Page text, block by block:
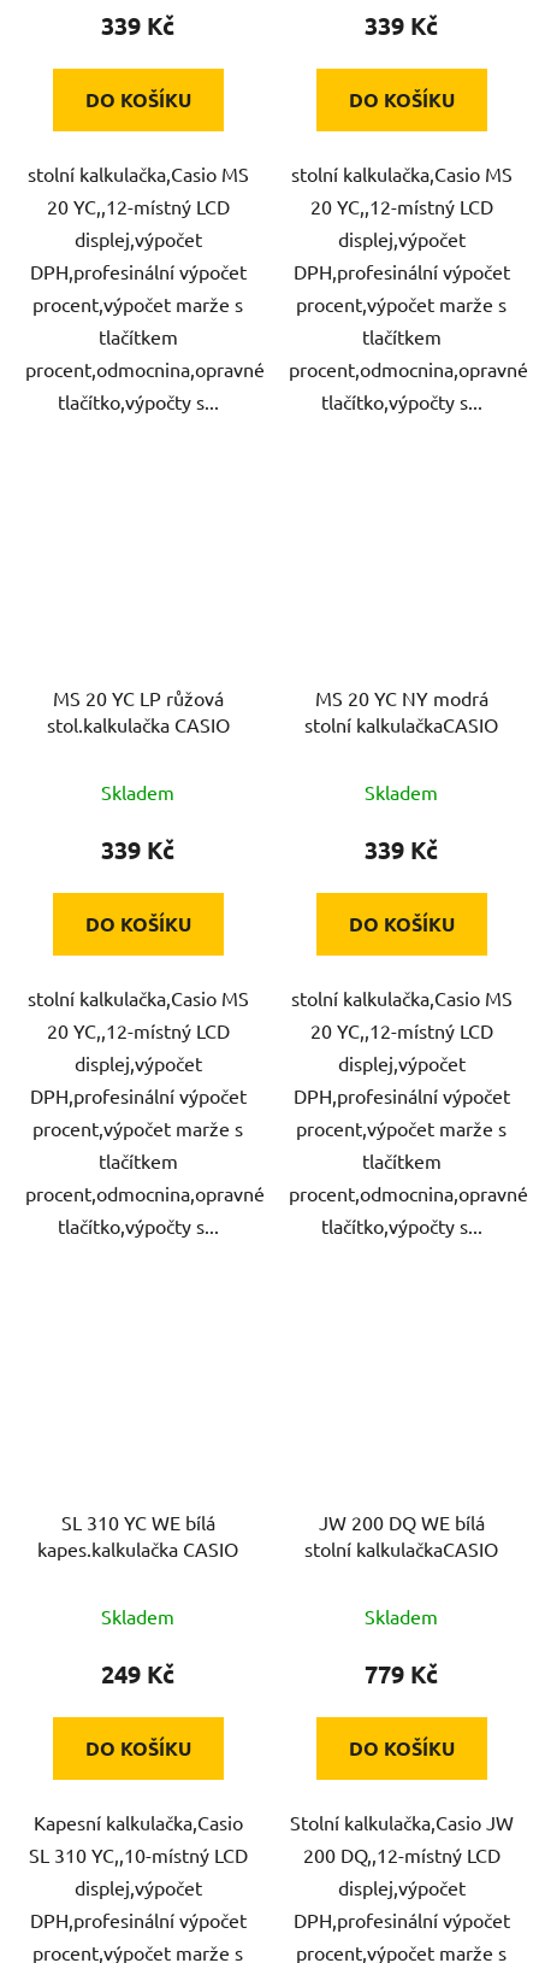
339 Kč
DO KOŠÍKU
stolní kalkulačka,Casio MS
20 YC,,12-místný LCD
displej,výpočet
DPH,profesinální výpočet
procent,výpočet marže s
tlačítkem
procent,odmocnina,opravné
tlačítko,výpočty s...
339 Kč
DO KOŠÍKU
stolní kalkulačka,Casio MS
20 YC,,12-místný LCD
displej,výpočet
DPH,profesinální výpočet
procent,výpočet marže s
tlačítkem
procent,odmocnina,opravné
tlačítko,výpočty s...
MS 20 YC LP růžová
stol.kalkulačka CASIO
Skladem
339 Kč
DO KOŠÍKU
stolní kalkulačka,Casio MS
20 YC,,12-místný LCD
displej,výpočet
DPH,profesinální výpočet
procent,výpočet marže s
tlačítkem
procent,odmocnina,opravné
tlačítko,výpočty s...
MS 20 YC NY modrá
stolní kalkulačkaCASIO
Skladem
339 Kč
DO KOŠÍKU
stolní kalkulačka,Casio MS
20 YC,,12-místný LCD
displej,výpočet
DPH,profesinální výpočet
procent,výpočet marže s
tlačítkem
procent,odmocnina,opravné
tlačítko,výpočty s...
SL 310 YC WE bílá
kapes.kalkulačka CASIO
Skladem
249 Kč
DO KOŠÍKU
Kapesní kalkulačka,Casio
SL 310 YC,,10-místný LCD
displej,výpočet
DPH,profesinální výpočet
procent,výpočet marže s
JW 200 DQ WE bílá
stolní kalkulačkaCASIO
Skladem
779 Kč
DO KOŠÍKU
Stolní kalkulačka,Casio JW
200 DQ,,12-místný LCD
displej,výpočet
DPH,profesinální výpočet
procent,výpočet marže s